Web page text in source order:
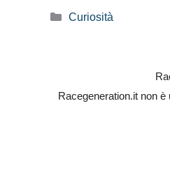
Categorie
Curiosità
Racegeneration.it non